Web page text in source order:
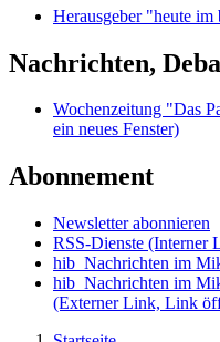
Herausgeber "heute
Nachrichten,
Wochenzeitung "Das
ein neues Fenster)
Abonnement
Newsletter abonnieren
RSS-Dienste (Interner
hib_Nachrichten im
hib_Nachrichten im
(Externer Link, Link